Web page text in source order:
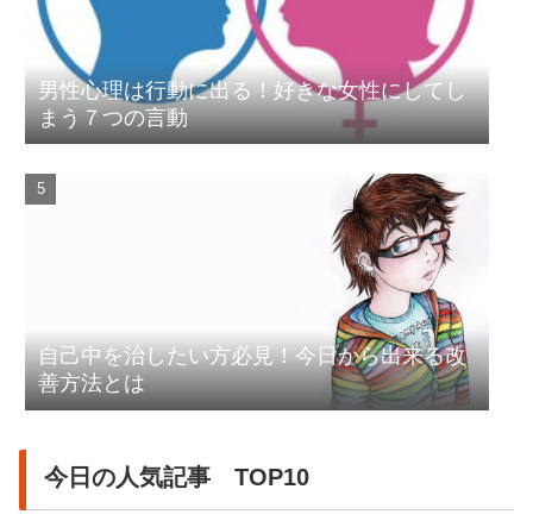
男性心理は行動に出る！好きな女性にしてし
まう７つの言動
自己中を治したい方必見！今日から出来る改
善方法とは
今日の人気記事 TOP10